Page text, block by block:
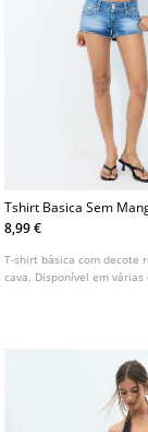
Tshirt Basica Sem
8,99 €
T-shirt básica com decote
cava. Disponível em várias